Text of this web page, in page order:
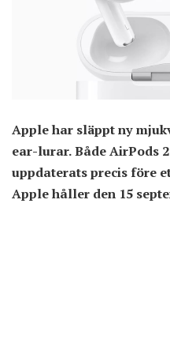
Apple har släppt ny
ear-lurar. Både AirPods
uppdaterats precis före
Apple håller den 15